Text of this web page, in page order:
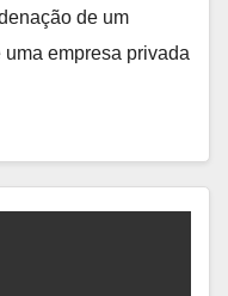
de um
empresa privada